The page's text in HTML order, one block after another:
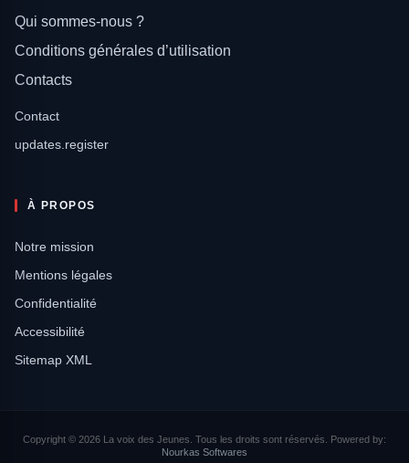
Qui sommes-nous ?
Conditions générales d’utilisation
Contacts
Contact
updates.register
À PROPOS
Notre mission
Mentions légales
Confidentialité
Accessibilité
Sitemap XML
Copyright © 2026 La voix des Jeunes. Tous les droits sont réservés. Powered by:
Nourkas Softwares